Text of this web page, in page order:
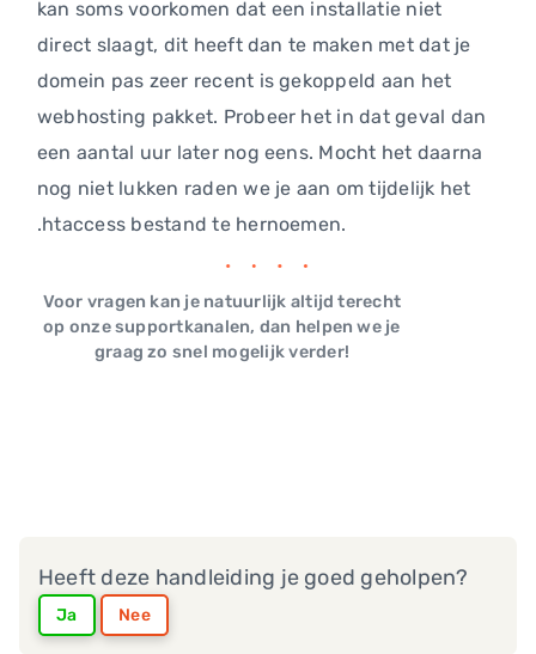
kan soms voorkomen dat een installatie niet
direct slaagt, dit heeft dan te maken met dat je
domein pas zeer recent is gekoppeld aan het
webhosting pakket. Probeer het in dat geval dan
een aantal uur later nog eens. Mocht het daarna
nog niet lukken raden we je aan om tijdelijk het
.htaccess bestand te hernoemen.
Voor vragen kan je natuurlijk altijd terecht
op onze supportkanalen, dan helpen we je
graag zo snel mogelijk verder!
Heeft deze handleiding je goed geholpen?
Ja Nee